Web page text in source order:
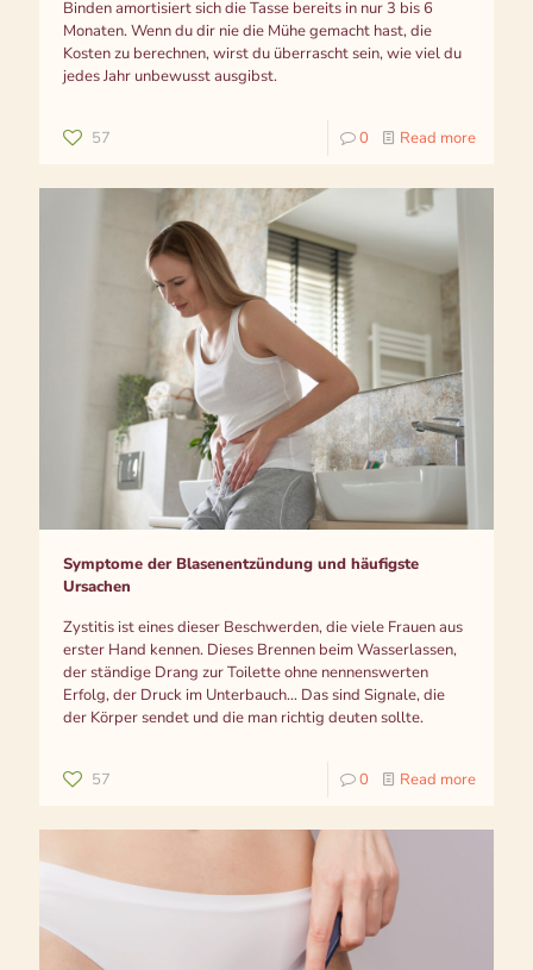
Binden amortisiert sich die Tasse bereits in nur 3 bis 6
Monaten. Wenn du dir nie die Mühe gemacht hast, die
Kosten zu berechnen, wirst du überrascht sein, wie viel du
jedes Jahr unbewusst ausgibst.
57 0 Read more
Symptome der Blasenentzündung und häufigste
Ursachen
Zystitis ist eines dieser Beschwerden, die viele Frauen aus
erster Hand kennen. Dieses Brennen beim Wasserlassen,
der ständige Drang zur Toilette ohne nennenswerten
Erfolg, der Druck im Unterbauch… Das sind Signale, die
der Körper sendet und die man richtig deuten sollte.
57 0 Read more